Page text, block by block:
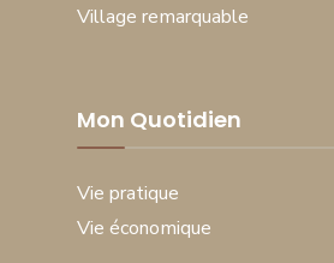
Village remarquable
Mon Quotidien
Vie pratique
Vie économique